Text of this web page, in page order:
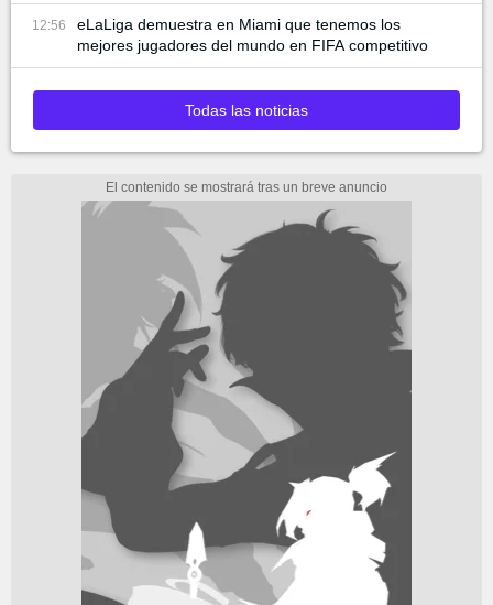
12:56
eLaLiga demuestra en Miami que tenemos los
mejores jugadores del mundo en FIFA competitivo
Todas las noticias